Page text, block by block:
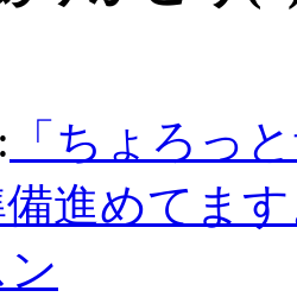
「ちょろっ
備進めてま